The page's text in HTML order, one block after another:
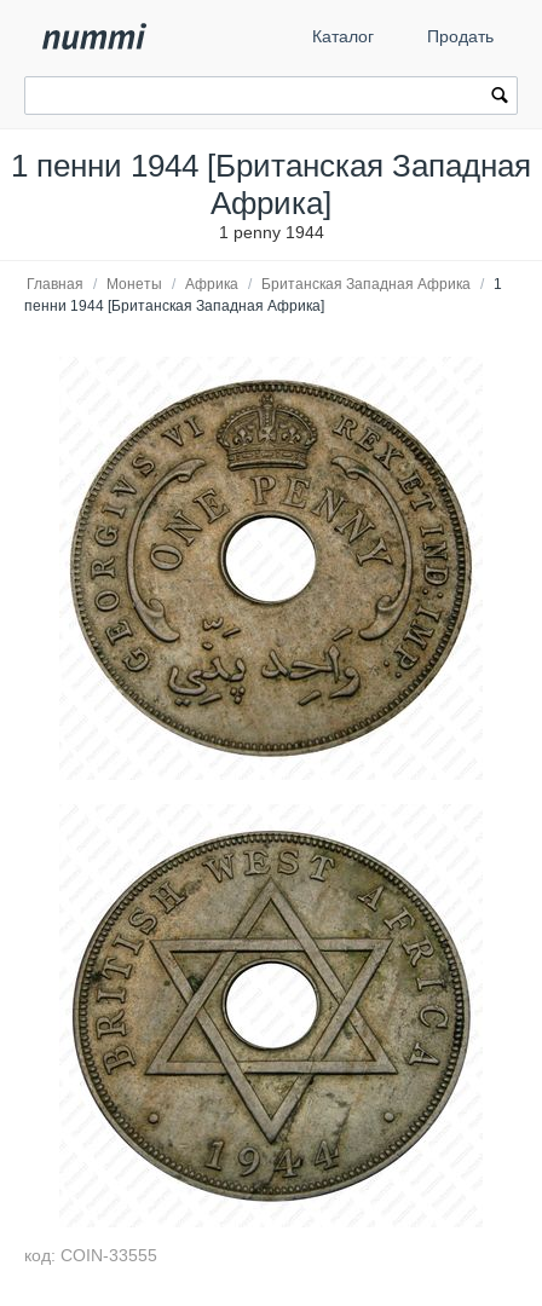
Каталог Продать
1 пенни 1944 [Британская Западная
Африка]
1 penny 1944
Главная / Монеты / Африка / Британская Западная Африка /
1
пенни 1944 [Британская Западная Африка]
код: COIN-33555